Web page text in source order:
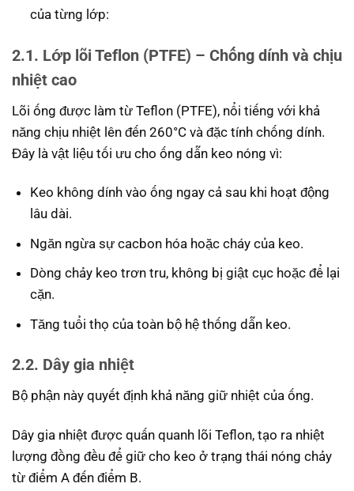
của từng lớp:
2.1. Lớp lõi Teflon (PTFE) – Chống dính và chịu
nhiệt cao
Lõi ống được làm từ Teflon (PTFE), nổi tiếng với khả
năng chịu nhiệt lên đến 260°C và đặc tính chống dính.
Đây là vật liệu tối ưu cho ống dẫn keo nóng vì:
Keo không dính vào ống ngay cả sau khi hoạt động
lâu dài.
Ngăn ngừa sự cacbon hóa hoặc cháy của keo.
Dòng chảy keo trơn tru, không bị giật cục hoặc để lại
cặn.
Tăng tuổi thọ của toàn bộ hệ thống dẫn keo.
2.2. Dây gia nhiệt
Bộ phận này quyết định khả năng giữ nhiệt của ống.
Dây gia nhiệt được quấn quanh lõi Teflon, tạo ra nhiệt
lượng đồng đều để giữ cho keo ở trạng thái nóng chảy
từ điểm A đến điểm B.